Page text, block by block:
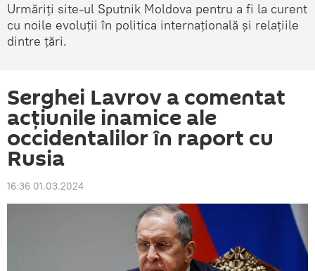
Urmăriți site-ul Sputnik Moldova pentru a fi la curent
cu noile evoluții în politica internațională și relațiile
dintre țări.
Serghei Lavrov a comentat
acțiunile inamice ale
occidentalilor în raport cu
Rusia
16:36 01.03.2024